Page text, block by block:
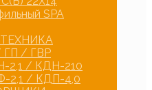
SPA
ГП / ГВР
2,1 / КДН-210
2,1 / КДП-4,0